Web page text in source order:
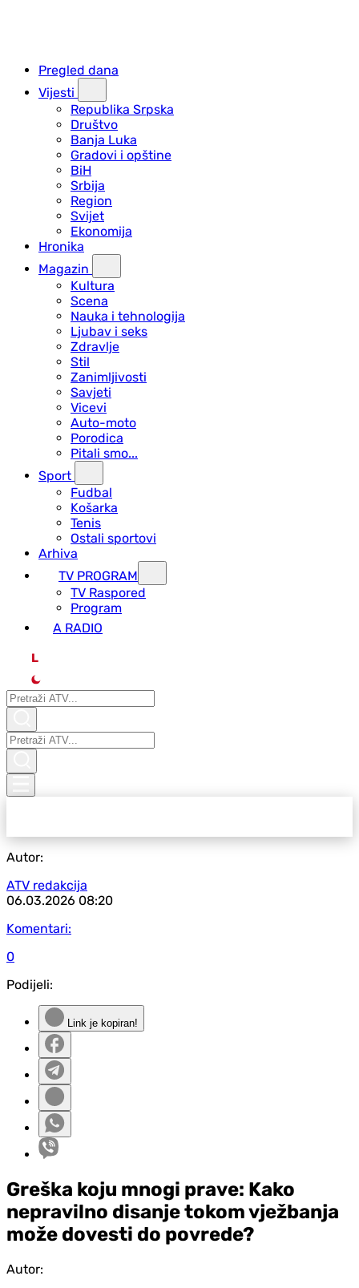
Pregled dana
Vijesti
Republika Srpska
Društvo
Banja Luka
Gradovi i opštine
BiH
Srbija
Region
Svijet
Ekonomija
Hronika
Magazin
Kultura
Scena
Nauka i tehnologija
Ljubav i seks
Zdravlje
Stil
Zanimljivosti
Savjeti
Vicevi
Auto-moto
Porodica
Pitali smo...
Sport
Fudbal
Košarka
Tenis
Ostali sportovi
Arhiva
TV PROGRAM
ТV Raspored
Program
A RADIO
L
Autor:
ATV redakcija
06.03.2026 08:20
Komentari:
0
Podijeli:
Link je kopiran!
Greška koju mnogi prave: Kako
nepravilno disanje tokom vježbanja
može dovesti do povrede?
Autor: